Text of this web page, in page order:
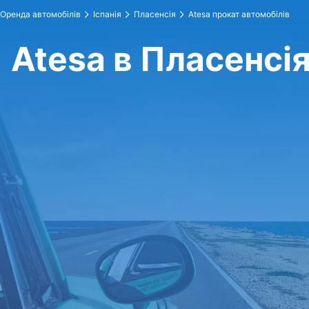
Оренда автомобілів Іспанія Пласенсія Atesa прокат автомобілів
Atesa в